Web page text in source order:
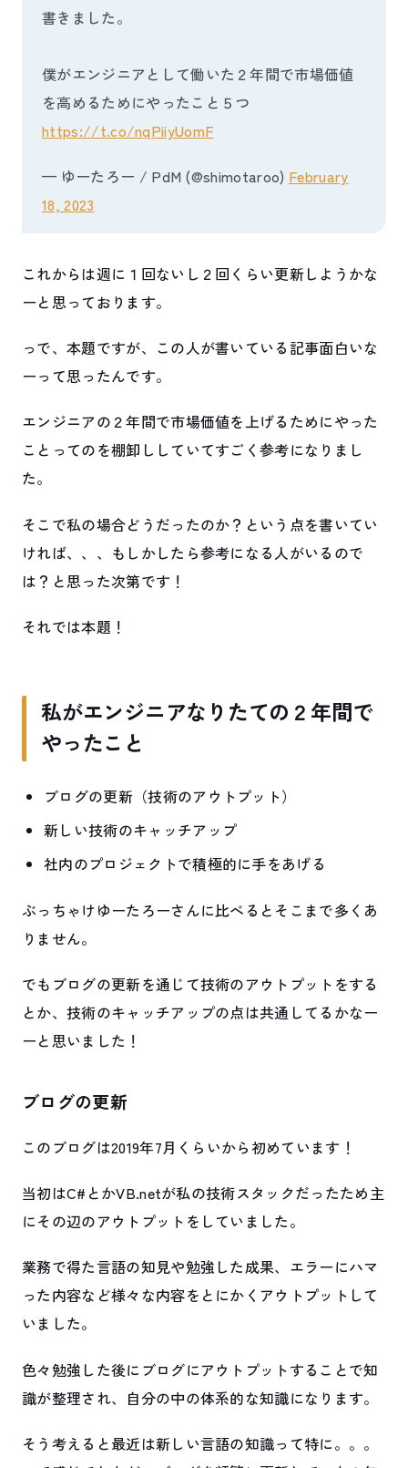
書きました。
僕がエンジニアとして働いた２年間で市場価値
を高めるためにやったこと５つ
https://t.co/nqPiiyUomF
— ゆーたろー / PdM (@shimotaroo) February
18, 2023
これからは週に１回ないし２回くらい更新しようかな
ーと思っております。
っで、本題ですが、この人が書いている記事面白いな
ーって思ったんです。
エンジニアの２年間で市場価値を上げるためにやった
ことってのを棚卸ししていてすごく参考になりまし
た。
そこで私の場合どうだったのか？という点を書いてい
ければ、、、もしかしたら参考になる人がいるので
は？と思った次第です！
それでは本題！
私がエンジニアなりたての２年間で
やったこと
ブログの更新（技術のアウトプット）
新しい技術のキャッチアップ
社内のプロジェクトで積極的に手をあげる
ぶっちゃけゆーたろーさんに比べるとそこまで多くあ
りません。
でもブログの更新を通じて技術のアウトプットをする
とか、技術のキャッチアップの点は共通してるかなー
ーと思いました！
ブログの更新
このブログは2019年7月くらいから初めています！
当初はC#とかVB.netが私の技術スタックだったため主
にその辺のアウトプットをしていました。
業務で得た言語の知見や勉強した成果、エラーにハマ
った内容など様々な内容をとにかくアウトプットして
いました。
色々勉強した後にブログにアウトプットすることで知
識が整理され、自分の中の体系的な知識になります。
そう考えると最近は新しい言語の知識って特に。。。